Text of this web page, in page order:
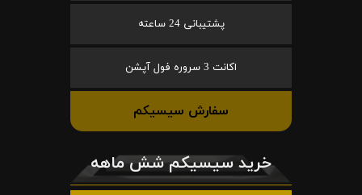
پشتیبانی 24 ساعته
اکانت 3 سروره فول آپشن
سفارش سیسیکم
خرید سیسیکم شش ماهه